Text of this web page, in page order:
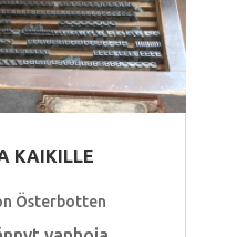
KAIKILLE
Österbotten